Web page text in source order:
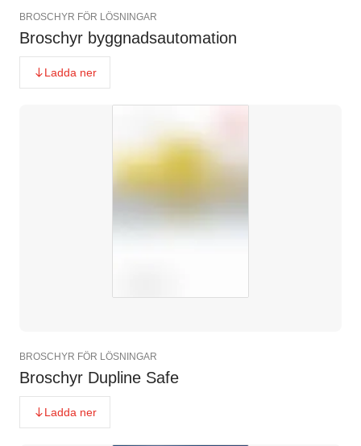
BROSCHYR FÖR LÖSNINGAR
Broschyr byggnadsautomation
Ladda ner
BROSCHYR FÖR LÖSNINGAR
Broschyr Dupline Safe
Ladda ner